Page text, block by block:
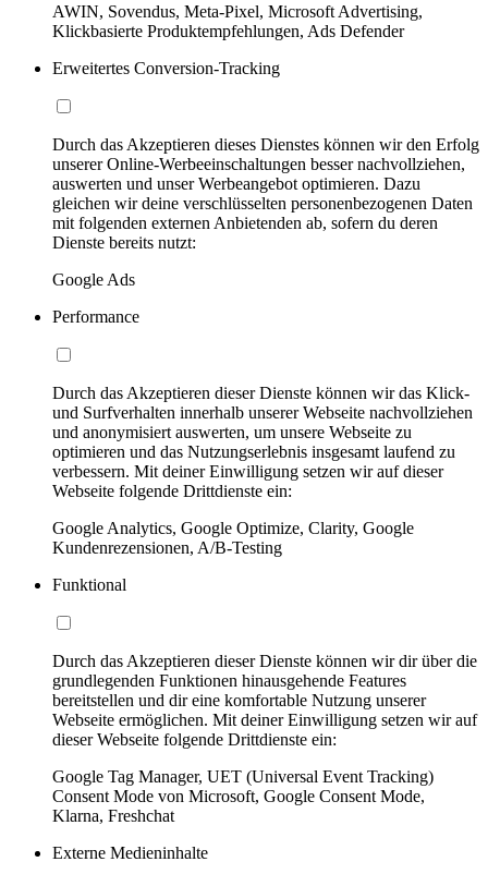
AWIN, Sovendus, Meta-Pixel, Microsoft Advertising,
Klickbasierte Produktempfehlungen, Ads Defender
Erweitertes Conversion-Tracking
Durch das Akzeptieren dieses Dienstes können wir den Erfolg
unserer Online-Werbeeinschaltungen besser nachvollziehen,
auswerten und unser Werbeangebot optimieren. Dazu
gleichen wir deine verschlüsselten personenbezogenen Daten
mit folgenden externen Anbietenden ab, sofern du deren
Dienste bereits nutzt:
Google Ads
Performance
Durch das Akzeptieren dieser Dienste können wir das Klick-
und Surfverhalten innerhalb unserer Webseite nachvollziehen
und anonymisiert auswerten, um unsere Webseite zu
optimieren und das Nutzungserlebnis insgesamt laufend zu
verbessern. Mit deiner Einwilligung setzen wir auf dieser
Webseite folgende Drittdienste ein:
Google Analytics, Google Optimize, Clarity, Google
Kundenrezensionen, A/B-Testing
Funktional
Durch das Akzeptieren dieser Dienste können wir dir über die
grundlegenden Funktionen hinausgehende Features
bereitstellen und dir eine komfortable Nutzung unserer
Webseite ermöglichen. Mit deiner Einwilligung setzen wir auf
dieser Webseite folgende Drittdienste ein:
Google Tag Manager, UET (Universal Event Tracking)
Consent Mode von Microsoft, Google Consent Mode,
Klarna, Freshchat
Externe Medieninhalte